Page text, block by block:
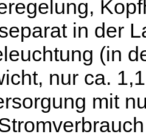
in der
(in
nur ca.
mit